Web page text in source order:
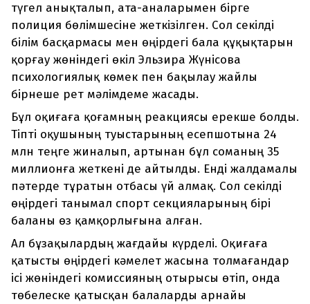
түгел анықталып, ата-аналарымен бірге
полиция бөлімшесіне жеткізілген. Сол секілді
білім басқармасы мен өңірдегі бала құқықтарын
қорғау жөніндегі өкіл Эльзира Жүнісова
психологиялық көмек пен бақылау жайлы
бірнеше рет мәлімдеме жасады.
Бұл оқиғаға қоғамның реакциясы ерекше болды.
Тіпті оқушының туыстарының есепшотына 24
млн теңге жиналып, артынан бұл соманың 35
миллионға жеткені де айтылды. Енді жалдамалы
пәтерде тұратын отбасы үй алмақ. Сол секілді
өңірдегі танымал спорт секцияларының бірі
баланы өз қамқорлығына алған.
Ал бұзақылардың жағдайы күрделі. Оқиғаға
қатысты өңірдегі кәмелет жасына толмағандар
ісі жөніндегі комиссияның отырысы өтіп, онда
төбелеске қатысқан балаларды арнайы